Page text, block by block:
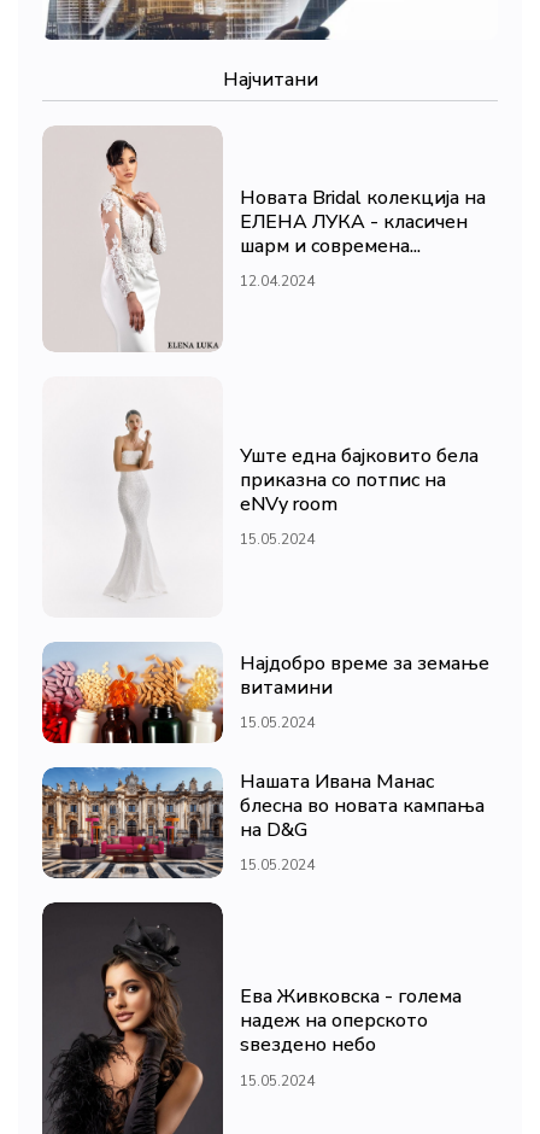
Најчитани
Новата Bridal колекција на
ЕЛЕНА ЛУКА - класичен
шарм и современа...
12.04.2024
Уште една бајковито бела
приказна со потпис на
eNVy room
15.05.2024
Најдобро време за земање
витамини
15.05.2024
Нашата Ивана Манас
блесна во новата кампања
на D&G
15.05.2024
Ева Живковска - голема
надеж на оперското
ѕвездено небо
15.05.2024